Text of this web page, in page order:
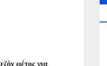
φέτος για